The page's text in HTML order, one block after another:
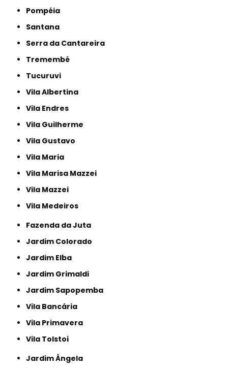
Pompéia
Santana
Serra da Cantareira
Tremembé
Tucuruvi
Vila Albertina
Vila Endres
Vila Guilherme
Vila Gustavo
Vila Maria
Vila Marisa Mazzei
Vila Mazzei
Vila Medeiros
Fazenda da Juta
Jardim Colorado
Jardim Elba
Jardim Grimaldi
Jardim Sapopemba
Vila Bancária
Vila Primavera
Vila Tolstoi
Jardim Ângela